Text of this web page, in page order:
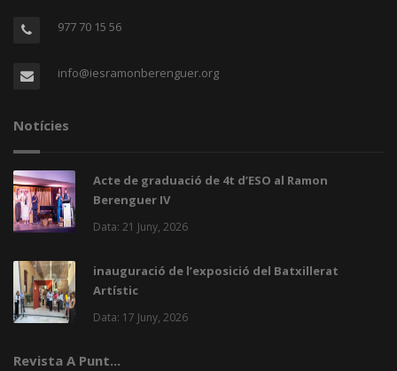
977 70 15 56
info@iesramonberenguer.org
Notícies
Acte de graduació de 4t d’ESO al Ramon
Berenguer IV
Data: 21 Juny, 2026
inauguració de l’exposició del Batxillerat
Artístic
Data: 17 Juny, 2026
Revista A Punt...